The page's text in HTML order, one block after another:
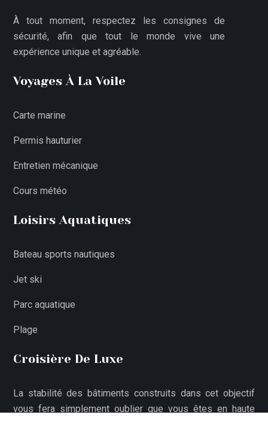
À tout moment, respectez les consignes de
sécurité, afin que tout le monde vive une
expérience unique et agréable.
Voyages À La Voile
Carte marine
Permis hauturier
Entretien mécanique
Cours météo
Loisirs Aquatiques
Bateau sports nautiques
Jet ski
Parc aquatique
Plage
Croisière De Luxe
La stabilité des bâtiments construits dans cet objectif
vous fera simplement oublier que vous êtes en haute